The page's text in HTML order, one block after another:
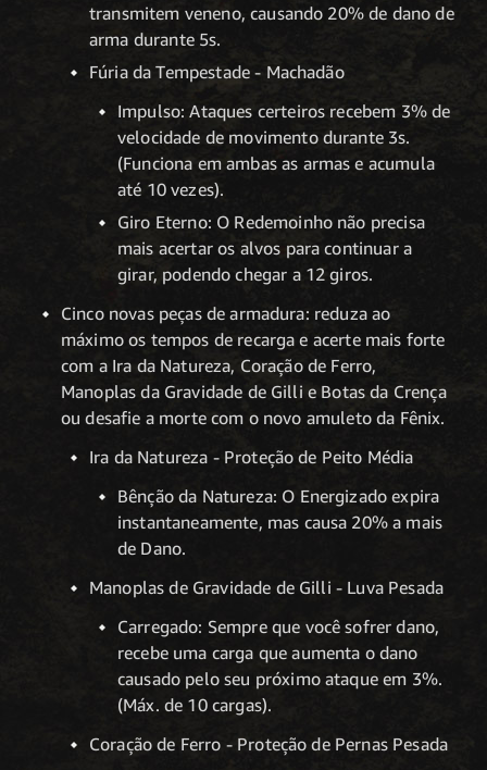
transmitem veneno, causando 20% de dano de
arma durante 5s.
Fúria da Tempestade - Machadão
Impulso: Ataques certeiros recebem 3% de
velocidade de movimento durante 3s.
(Funciona em ambas as armas e acumula
até 10 vezes).
Giro Eterno: O Redemoinho não precisa
mais acertar os alvos para continuar a
girar, podendo chegar a 12 giros.
Cinco novas peças de armadura: reduza ao
máximo os tempos de recarga e acerte mais forte
com a Ira da Natureza, Coração de Ferro,
Manoplas da Gravidade de Gilli e Botas da Crença
ou desafie a morte com o novo amuleto da Fênix.
Ira da Natureza - Proteção de Peito Média
Bênção da Natureza: O Energizado expira
instantaneamente, mas causa 20% a mais
de Dano.
Manoplas de Gravidade de Gilli - Luva Pesada
Carregado: Sempre que você sofrer dano,
recebe uma carga que aumenta o dano
causado pelo seu próximo ataque em 3%.
(Máx. de 10 cargas).
Coração de Ferro - Proteção de Pernas Pesada